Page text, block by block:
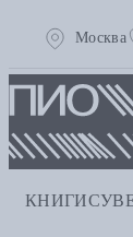
Москва
КНИГИ